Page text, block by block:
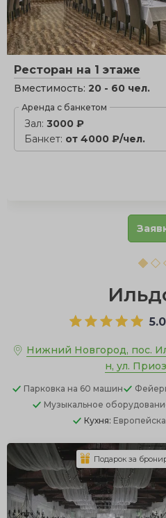
Ресторан на 1 этаже
Вместимость: 20 - 60 чел.
Аренда с банкетом
Зал: 3000 ₽
Банкет: от 4000 ₽/чел.
5.0
Нижний Новгород, пос.
н, ул.
Парковка на 60 машин
Музыкальное
Кухня:
Подарок за